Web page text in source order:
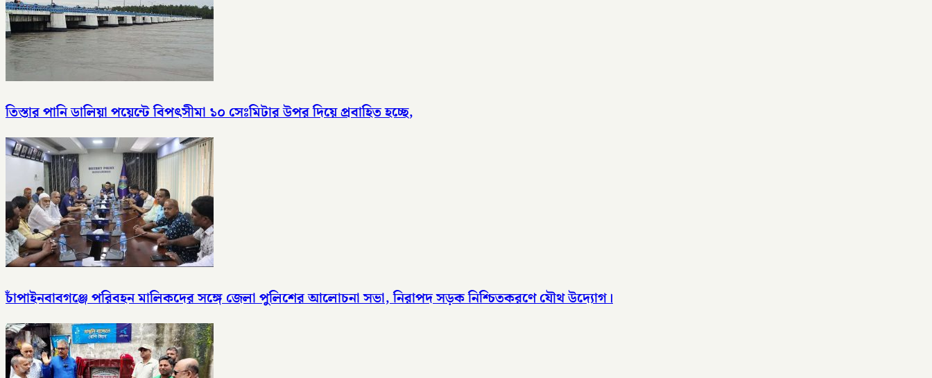
তিস্তার পানি ডালিয়া পয়েন্টে বিপৎসীমা ১০ সেঃমিটার উপর দিয়ে প্রবাহিত হচ্ছে,
চাঁপাইনবাবগঞ্জে পরিবহন মালিকদের সঙ্গে জেলা পুলিশের আলোচনা সভা, নিরাপদ সড়ক নিশ্চিতকরণে যৌথ উদ্যোগ।